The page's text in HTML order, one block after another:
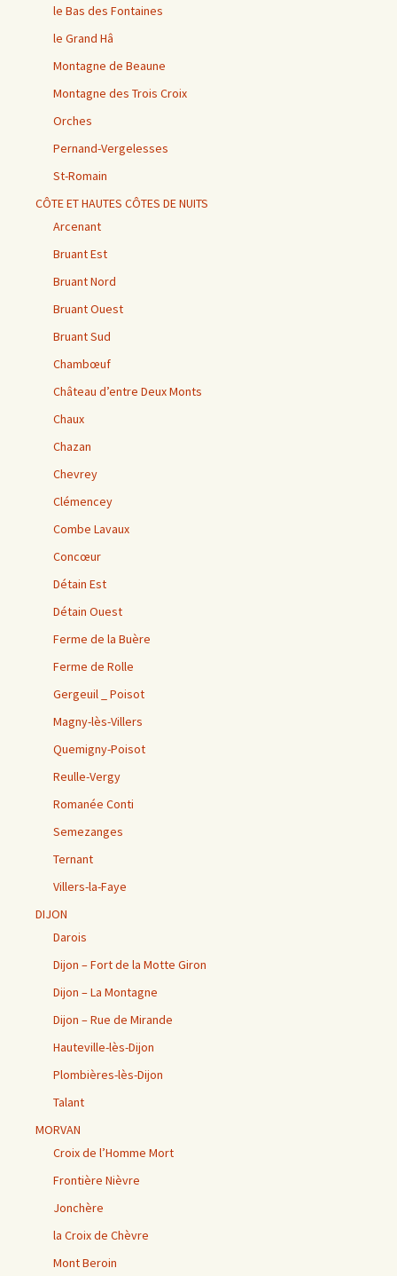
le Bas des Fontaines
le Grand Hâ
Montagne de Beaune
Montagne des Trois Croix
Orches
Pernand-Vergelesses
St-Romain
CÔTE ET HAUTES CÔTES DE NUITS
Arcenant
Bruant Est
Bruant Nord
Bruant Ouest
Bruant Sud
Chambœuf
Château d’entre Deux Monts
Chaux
Chazan
Chevrey
Clémencey
Combe Lavaux
Concœur
Détain Est
Détain Ouest
Ferme de la Buère
Ferme de Rolle
Gergeuil _ Poisot
Magny-lès-Villers
Quemigny-Poisot
Reulle-Vergy
Romanée Conti
Semezanges
Ternant
Villers-la-Faye
DIJON
Darois
Dijon – Fort de la Motte Giron
Dijon – La Montagne
Dijon – Rue de Mirande
Hauteville-lès-Dijon
Plombières-lès-Dijon
Talant
MORVAN
Croix de l’Homme Mort
Frontière Nièvre
Jonchère
la Croix de Chèvre
Mont Beroin